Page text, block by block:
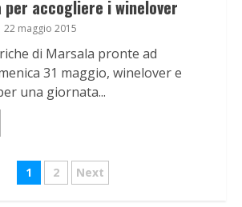
per accogliere i winelover
22 maggio 2015
di Marsala pronte ad
31 maggio, winelover e
una giornata...
Navigazione
1 2 Next